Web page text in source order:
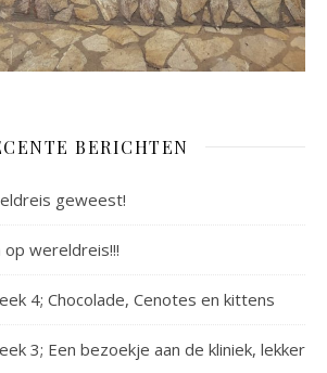
BERICHTEN
geweest!
wereldreis!!!
4; Chocolade, Cenotes en kittens
3; Een bezoekje aan de kliniek, lekker